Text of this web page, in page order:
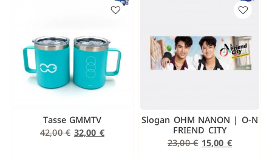
Tasse GMMTV
42,00€ 32,00 €
Slogan OHM NANON | O-N
FRIEND CITY
23,00€ 15,00 €